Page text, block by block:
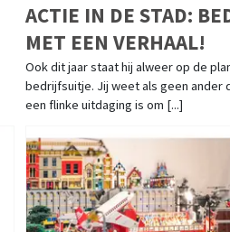
ACTIE IN DE STAD:
MET EEN VERHAAL!
Ook dit jaar staat hij alweer op de
bedrijfsuitje. Jij weet als geen ander
een flinke uitdaging is om [...]